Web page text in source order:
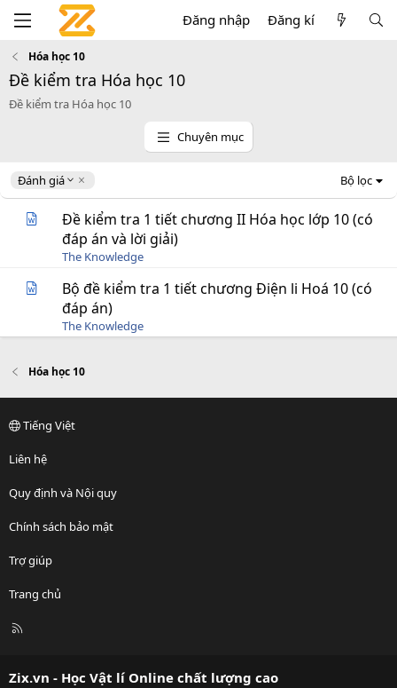
Đăng nhập Đăng kí
Hóa học 10
Đề kiểm tra Hóa học 10
Đề kiểm tra Hóa học 10
Chuyên mục
Đánh giá
D
e
Bộ lọc
Đề kiểm tra 1 tiết chương II Hóa học lớp 10 (có
đáp án và lời giải)
The Knowledge
Bộ đề kiểm tra 1 tiết chương Điện li Hoá 10 (có
đáp án)
The Knowledge
Hóa học 10
Tiếng Việt
Liên hệ
Quy định và Nội quy
Chính sách bảo mật
Trợ giúp
Trang chủ
R
Zix.vn - Học Vật lí Online chất lượng cao